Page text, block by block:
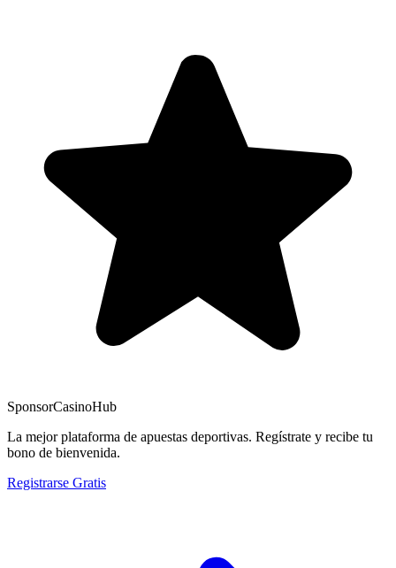
SponsorCasinoHub
La mejor plataforma de apuestas deportivas. Regístrate y recibe tu
bono de bienvenida.
Registrarse Gratis